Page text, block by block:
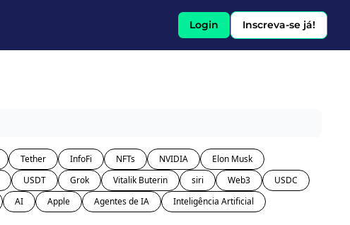
Login Inscreva-se já!
Tether InfoFi NFTs NVIDIA
Elon Musk
USDT Grok Vitalik Buterin siri Web3
USDC
AI Apple Agentes de IA
Inteligência Artificial